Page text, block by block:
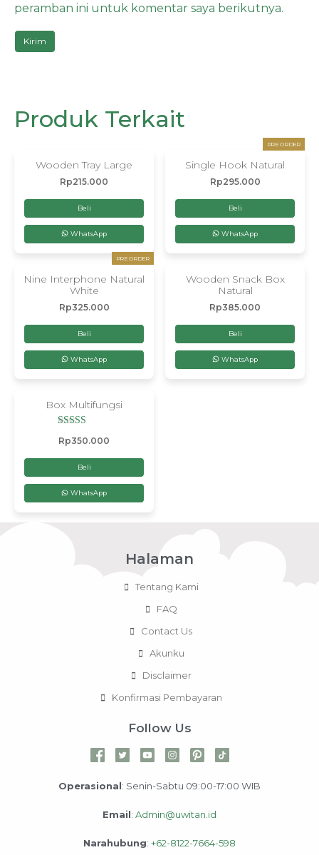
peramban ini untuk komentar saya berikutnya.
Produk Terkait
Wooden Tray Large
Rp215.000
Beli
WhatsApp
PRE ORDER
Single Hook Natural
Rp295.000
Beli
WhatsApp
PRE ORDER
Nine Interphone Natural
White
Rp325.000
Beli
WhatsApp
Wooden Snack Box
Natural
Rp385.000
Beli
WhatsApp
Box Multifungsi
5.00
Rp350.000
Beli
WhatsApp
Halaman
Tentang Kami
FAQ
Contact Us
Akunku
Disclaimer
Konfirmasi Pembayaran
Follow Us
Operasional: Senin-Sabtu 09:00-17:00 WIB
Email: Admin@uwitan.id
Narahubung: +62-8122-7664-598